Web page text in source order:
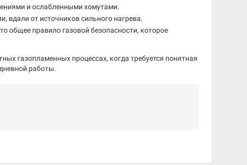
и ослабленными хомутами.
вдали от источников сильного нагрева.
общее правило газовой безопасности, которое
газопламенных процессах, когда требуется понятная
работы.